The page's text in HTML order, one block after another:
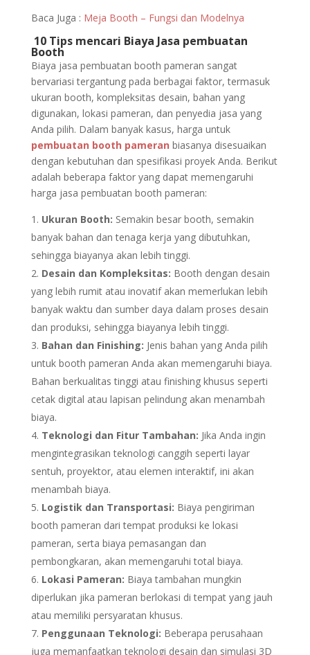
Baca Juga : Meja Booth – Fungsi dan Modelnya
10 Tips mencari Biaya Jasa pembuatan
Booth
Biaya jasa pembuatan booth pameran sangat
bervariasi tergantung pada berbagai faktor, termasuk
ukuran booth, kompleksitas desain, bahan yang
digunakan, lokasi pameran, dan penyedia jasa yang
Anda pilih. Dalam banyak kasus, harga untuk
pembuatan booth pameran biasanya disesuaikan
dengan kebutuhan dan spesifikasi proyek Anda. Berikut
adalah beberapa faktor yang dapat memengaruhi
harga jasa pembuatan booth pameran:
Ukuran Booth: Semakin besar booth, semakin
banyak bahan dan tenaga kerja yang dibutuhkan,
sehingga biayanya akan lebih tinggi.
Desain dan Kompleksitas: Booth dengan desain
yang lebih rumit atau inovatif akan memerlukan lebih
banyak waktu dan sumber daya dalam proses desain
dan produksi, sehingga biayanya lebih tinggi.
Bahan dan Finishing: Jenis bahan yang Anda pilih
untuk booth pameran Anda akan memengaruhi biaya.
Bahan berkualitas tinggi atau finishing khusus seperti
cetak digital atau lapisan pelindung akan menambah
biaya.
Teknologi dan Fitur Tambahan: Jika Anda ingin
mengintegrasikan teknologi canggih seperti layar
sentuh, proyektor, atau elemen interaktif, ini akan
menambah biaya.
Logistik dan Transportasi: Biaya pengiriman
booth pameran dari tempat produksi ke lokasi
pameran, serta biaya pemasangan dan
pembongkaran, akan memengaruhi total biaya.
Lokasi Pameran: Biaya tambahan mungkin
diperlukan jika pameran berlokasi di tempat yang jauh
atau memiliki persyaratan khusus.
Penggunaan Teknologi: Beberapa perusahaan
juga memanfaatkan teknologi desain dan simulasi 3D